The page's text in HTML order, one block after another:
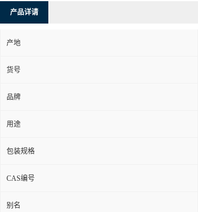
产品详请
产地
货号
品牌
用途
包装规格
CAS编号
别名